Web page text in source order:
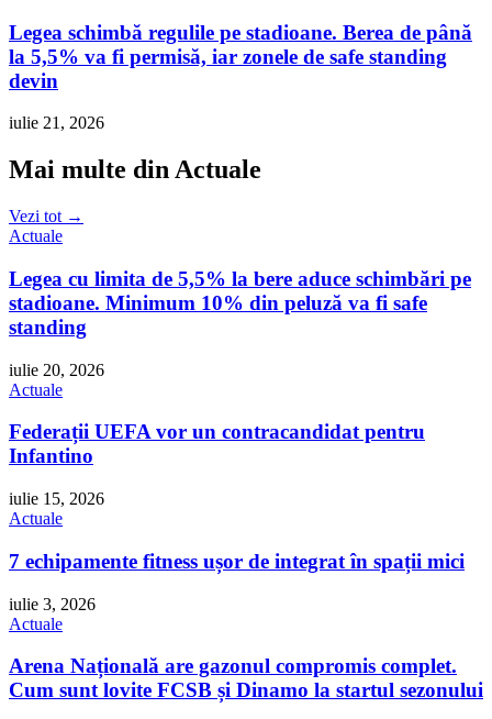
Legea schimbă regulile pe stadioane. Berea de până
la 5,5% va fi permisă, iar zonele de safe standing
devin
iulie 21, 2026
Mai multe din Actuale
Vezi tot →
Actuale
Legea cu limita de 5,5% la bere aduce schimbări pe
stadioane. Minimum 10% din peluză va fi safe
standing
iulie 20, 2026
Actuale
Federații UEFA vor un contracandidat pentru
Infantino
iulie 15, 2026
Actuale
7 echipamente fitness ușor de integrat în spații mici
iulie 3, 2026
Actuale
Arena Națională are gazonul compromis complet.
Cum sunt lovite FCSB și Dinamo la startul sezonului